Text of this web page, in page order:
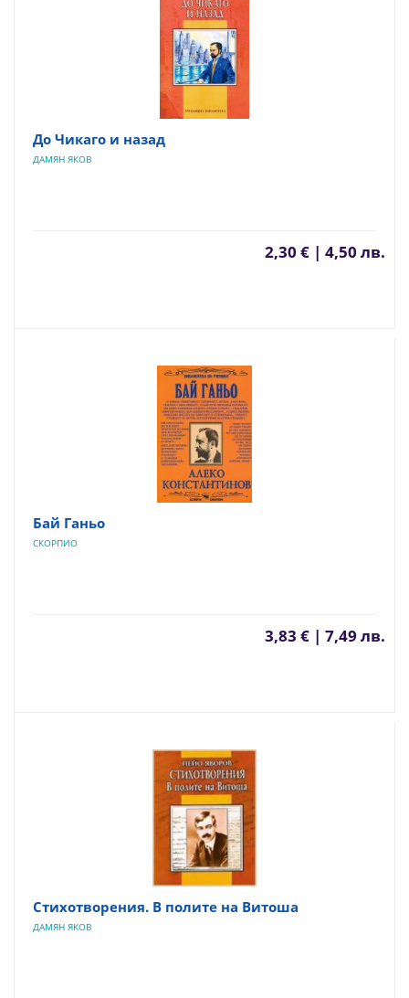
До Чикаго и назад
ДАМЯН ЯКОВ
2,30 € | 4,50 лв.
Бай Ганьо
СКОРПИО
3,83 € | 7,49 лв.
Стихотворения. В полите на Витоша
ДАМЯН ЯКОВ